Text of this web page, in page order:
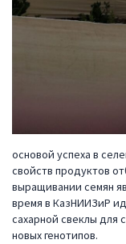
основой успеха в
свойств продуктов
выращивании семян
время в КазНИИЗиР
сахарной свеклы для
новых генотипов.